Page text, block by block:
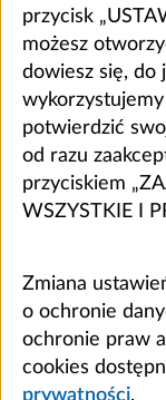
przycisk
możesz
dowiesz się, do
potwierdzić
od razu
przyciskiem
WSZYSTKIE I
Zmiana
o ochronie
ochronie praw
cookies
prywatności.